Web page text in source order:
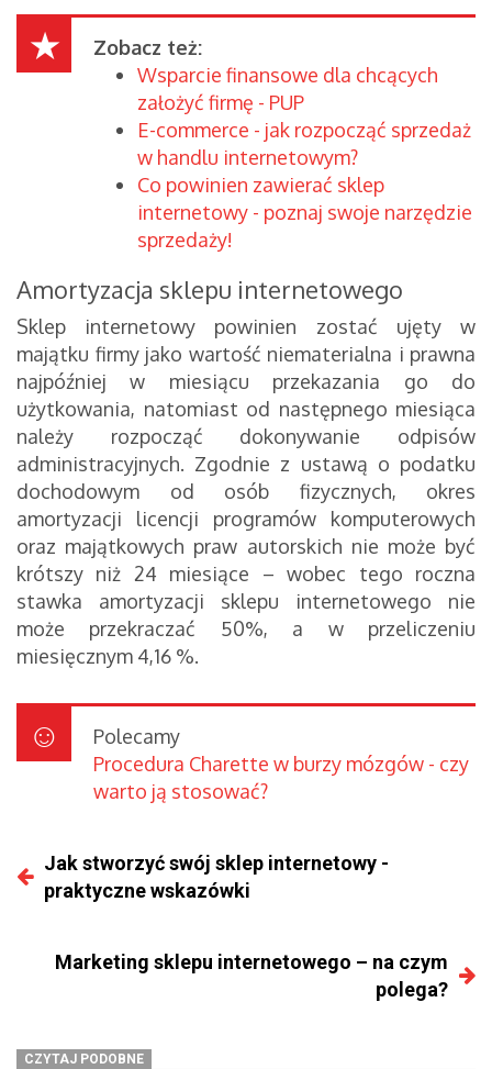
Zobacz też:
Wsparcie finansowe dla chcących
założyć firmę - PUP
E-commerce - jak rozpocząć sprzedaż
w handlu internetowym?
Co powinien zawierać sklep
internetowy - poznaj swoje narzędzie
sprzedaży!
Amortyzacja sklepu internetowego
Sklep internetowy powinien zostać ujęty w
majątku firmy jako wartość niematerialna i prawna
najpóźniej w miesiącu przekazania go do
użytkowania, natomiast od następnego miesiąca
należy rozpocząć dokonywanie odpisów
administracyjnych. Zgodnie z ustawą o podatku
dochodowym od osób fizycznych, okres
amortyzacji licencji programów komputerowych
oraz majątkowych praw autorskich nie może być
krótszy niż 24 miesiące – wobec tego roczna
stawka amortyzacji sklepu internetowego nie
może przekraczać 50%, a w przeliczeniu
miesięcznym 4,16 %.
Polecamy
Procedura Charette w burzy mózgów - czy
warto ją stosować?
Jak stworzyć swój sklep internetowy -
praktyczne wskazówki
Marketing sklepu internetowego – na czym
polega?
CZYTAJ PODOBNE